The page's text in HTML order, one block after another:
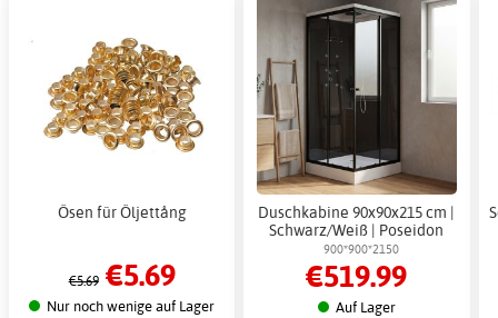
Ösen für Öljettång
€5.69 €5.69
Nur noch wenige auf Lager
Duschkabine 90x90x215 cm |
Schwarz/Weiß | Poseidon
900*900*2150
€519.99
Auf Lager